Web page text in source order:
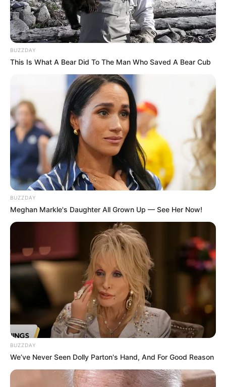
BUZZDAY
This Is What A Bear Did To The Man Who Saved A Bear Cub
BUZZDAY
Meghan Markle's Daughter All Grown Up — See Her Now!
BUZZDAY
We’ve Never Seen Dolly Parton's Hand, And For Good Reason